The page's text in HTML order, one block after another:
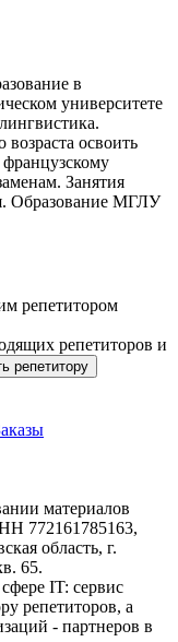
в
университете
освоить
Занятия
Образование МГЛУ
репетитором
репетиторов и
репетитору
материалов
772161785163,
область, г.
65.
IT: сервис
репетиторов, а
- партнеров в